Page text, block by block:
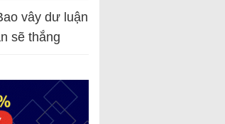
vây dư luận
sẽ thắng